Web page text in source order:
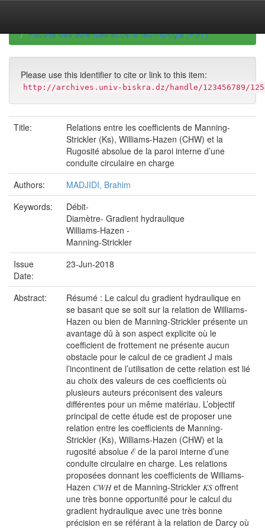
Faculté des Sciences et de la technologie (FST)
Please use this identifier to cite or link to this item:
http://archives.univ-biskra.dz/handle/123456789/
Title:
Relations entre les coefficients de Manning-
Strickler (Ks), Williams-Hazen (CHW) et la
Rugosité absolue de la paroi interne d’une
conduite circulaire en charge
Authors:
MADJIDI, Brahim
Keywords:
Débit-
Diamètre- Gradient hydraulique
Williams-Hazen -
Manning-Strickler
Issue
Date:
23-Jun-2018
Abstract:
Résumé : Le calcul du gradient hydraulique en
se basant que se soit sur la relation de Williams-
Hazen ou bien de Manning-Strickler présente un
avantage dû à son aspect explicite où le
coefficient de frottement ne présente aucun
obstacle pour le calcul de ce gradient J mais
l’incontinent de l’utilisation de cette relation est lié
au choix des valeurs de ces coefficients où
plusieurs auteurs préconisent des valeurs
différentes pour un même matériau. L’objectif
principal de cette étude est de proposer une
relation entre les coefficients de Manning-
Strickler (Ks), Williams-Hazen (CHW) et la
rugosité absolue ℰ de la paroi interne d’une
conduite circulaire en charge. Les relations
proposées donnant les coefficients de Williams-
Hazen 𝐶𝑊𝐻 et de Manning-Strickler 𝐾𝑆 offrent
une très bonne opportunité pour le calcul du
gradient hydraulique avec une très bonne
précision en se référant à la relation de Darcy où